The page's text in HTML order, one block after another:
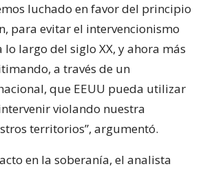
luchado en favor del principio
para evitar el intervencionismo
largo del siglo XX, y ahora más
a través de un
que EEUU pueda utilizar
violando nuestra
territorios”, argumentó.
en la soberanía, el analista